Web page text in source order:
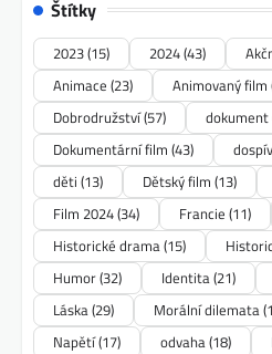
Štítky
2023(15) 2024(43)
Animace (23) Animovaný film
Dobrodružství(57) dokument
Dokumentární film (43)
děti (13) Dětský film (13)
Film 2024(34) Francie (11)
Historické drama(15)
Humor(32) Identita(21)
Láska(29) Morální dilemata
Napětí(17) odvaha(18)